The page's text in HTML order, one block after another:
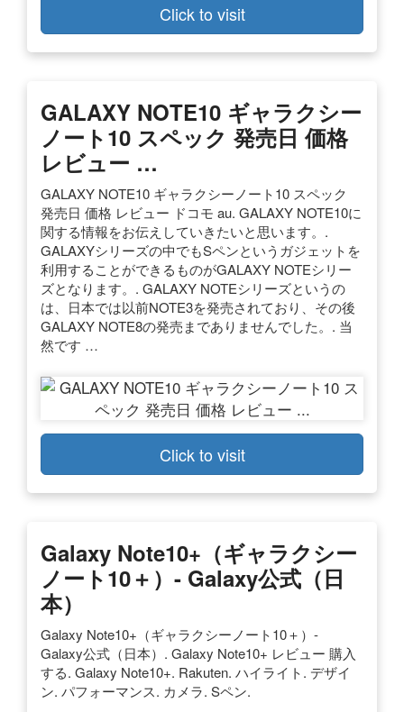
Click to visit
GALAXY NOTE10 ギャラクシー
ノート10 スペック 発売日 価格
レビュー …
GALAXY NOTE10 ギャラクシーノート10 スペック
発売日 価格 レビュー ドコモ au. GALAXY NOTE10に
関する情報をお伝えしていきたいと思います。.
GALAXYシリーズの中でもSペンというガジェットを
利用することができるものがGALAXY NOTEシリー
ズとなります。. GALAXY NOTEシリーズというの
は、日本では以前NOTE3を発売されており、その後
GALAXY NOTE8の発売までありませんでした。. 当
然です …
Click to visit
Galaxy Note10+（ギャラクシー
ノート10＋）- Galaxy公式（日
本）
Galaxy Note10+（ギャラクシーノート10＋）-
Galaxy公式（日本）. Galaxy Note10+ レビュー 購入
する. Galaxy Note10+. Rakuten. ハイライト. デザイ
ン. パフォーマンス. カメラ. Sペン.